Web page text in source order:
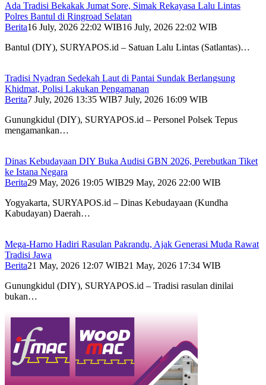
Ada Tradisi Bekakak Jumat Sore, Simak Rekayasa Lalu Lintas
Polres Bantul di Ringroad Selatan
Berita16 July, 2026 22:02 WIB16 July, 2026 22:02 WIB
Bantul (DIY), SURYAPOS.id – Satuan Lalu Lintas (Satlantas)…
Tradisi Nyadran Sedekah Laut di Pantai Sundak Berlangsung
Khidmat, Polisi Lakukan Pengamanan
Berita7 July, 2026 13:35 WIB7 July, 2026 16:09 WIB
Gunungkidul (DIY), SURYAPOS.id – Personel Polsek Tepus
mengamankan…
Dinas Kebudayaan DIY Buka Audisi GBN 2026, Perebutkan Tiket
ke Istana Negara
Berita29 May, 2026 19:05 WIB29 May, 2026 22:00 WIB
Yogyakarta, SURYAPOS.id – Dinas Kebudayaan (Kundha
Kabudayan) Daerah…
Mega-Harno Hadiri Rasulan Pakrandu, Ajak Generasi Muda Rawat
Tradisi Jawa
Berita21 May, 2026 12:07 WIB21 May, 2026 17:34 WIB
Gunungkidul (DIY), SURYAPOS.id – Tradisi rasulan dinilai
bukan…